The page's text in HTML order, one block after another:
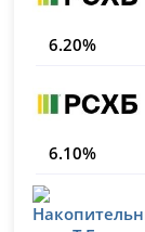
6.20%
6.10%